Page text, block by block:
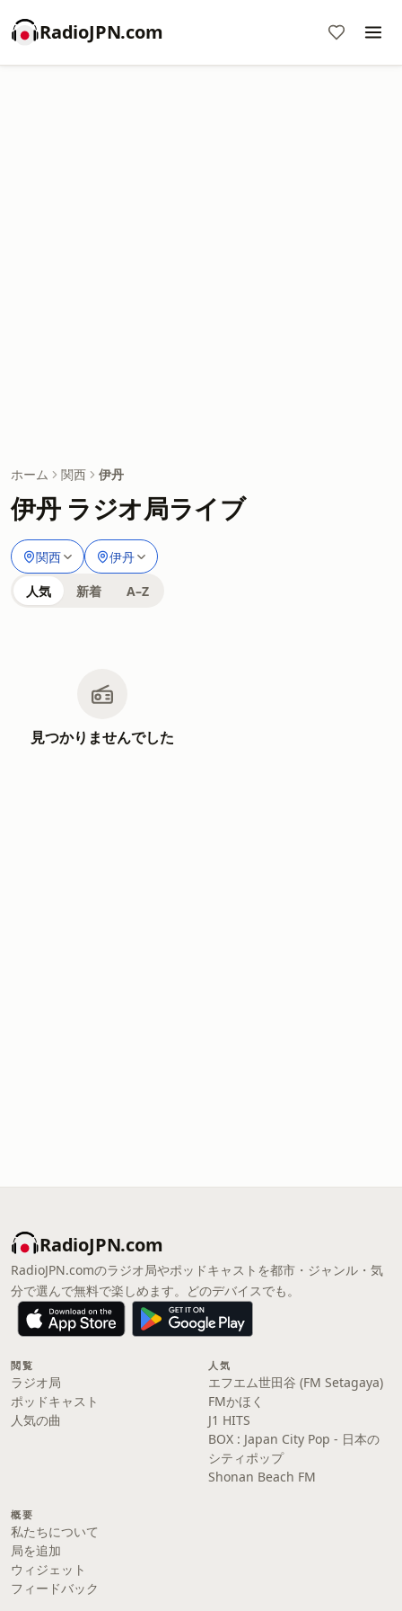
RadioJPN.com
ホーム 関西 伊丹
伊丹 ラジオ局ライブ
関西 伊丹
人気 新着 A–Z
見つかりませんでした
RadioJPN.com
RadioJPN.comのラジオ局やポッドキャストを都市・ジャンル・気
分で選んで無料で楽しめます。どのデバイスでも。
閲覧
ラジオ局
ポッドキャスト
人気の曲
人気
エフエム世田谷 (FM Setagaya)
FMかほく
J1 HITS
BOX : Japan City Pop - 日本の
シティポップ
Shonan Beach FM
概要
私たちについて
局を追加
ウィジェット
フィードバック